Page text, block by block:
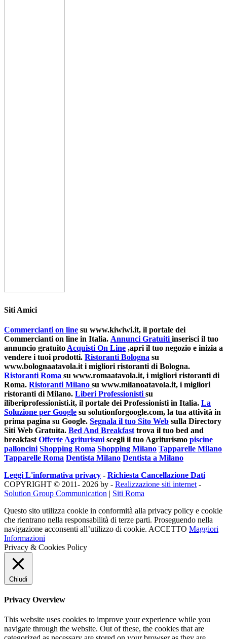
Siti Amici
Commercianti on line su www.kiwiwi.it, il portale dei
Commercianti on line in Italia. Annunci Gratuiti inserisci il tuo
annuncio gratuito Acquisti On Line ,apri il tuo negozio e inizia a
vendere i tuoi prodotti. Ristoranti Bologna su
www.bolognaatavola.it i migliori ristoranti di Bologna.
Ristoranti Roma su www.romaatavola.it, i migliori ristoranti di
Roma. Ristoranti Milano su www.milanoatavola.it, i migliori
ristoranti di Milano. Liberi Professionisti su
iliberiprofessionisti.it, il portale dei Professionisti in Italia. La
Soluzione per Google su solutionforgoogle.com, la tua attività in
prima pagina su Google. Segnala il tuo Sito Web sulla Directory
Siti Web Gratuita. Bed And Breakfast trova il tuo bed and
breakfast Offerte Agriturismi scegli il tuo Agriturismo piscine
palloncini Shopping Roma Shopping Milano Tapparelle Milano
Tapparelle Roma Dentista Milano Dentista a Milano
Leggi L'informativa privacy - Richiesta Cancellazione Dati
COPYRIGHT © 2011- 2026 by - Realizzazione siti internet -
Solution Group Communication | Siti Roma
Questo sito utilizza cookie in conformità alla privacy policy e cookie
che rientrano nella responsabilità di terze parti. Proseguendo nella
navigazione acconsenti all’utilizzo di cookie. ACCETTO Maggiori
Informazioni
Privacy & Cookies Policy
Chiudi
Privacy Overview
This website uses cookies to improve your experience while you
navigate through the website. Out of these, the cookies that are